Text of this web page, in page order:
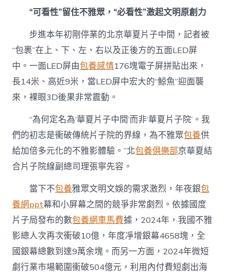
“可看性”留住不雅眾，“必看性”激起文明原創力
步進本年初剛停業的北京華夏片子中間，記者被
“包裹”在上、下、左、右以及正後方的五面LED屏
中。一面LED屏由包養感情176塊電子屏拼貼出來，
長14米、高近9米，當LED屏中宏大的“鯨魚”迎面襲
來，裸眼3D後果非常震動。
“為何定名為‘華夏片子中間’而非‘華夏片子院’。我
們的初志是衝破傳統片子院的界線，為不雅眾包養供
給加倍多元化的不雅影體驗。”北包養俱樂部京華夏結
合片子院線副總司理張寧先容。
當下不包養雅眾文明文娛的需求激烈，年夜銀包
養網ppt幕和小屏幕之間的競爭非常劇烈。依據國度
片子局發布的數包養網車馬費據，2024年，我國不雅
影總人次再次衝破10億，年度凈增銀幕4658塊，全
國銀幕總數到達9萬余塊。而另一方面，2024年微短
劇行業市場範圍衝破504億元，利用內付費短劇出海